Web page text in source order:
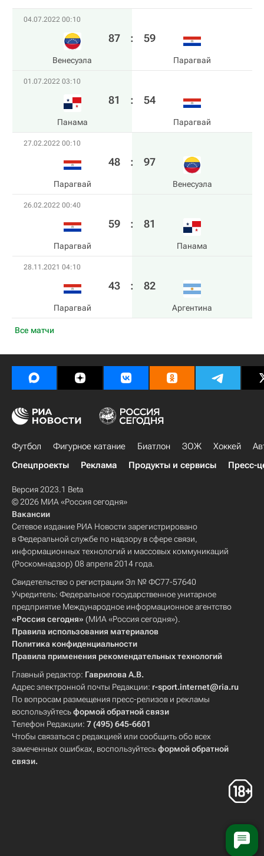
Все матчи
04.07.2022 00:10
Венесуэла
87 : 59
Парагвай
01.07.2022 03:10
Панама
81 : 54
Парагвай
27.02.2022 00:10
Парагвай
48 : 97
Венесуэла
26.02.2022 00:40
Парагвай
59 : 81
Панама
28.11.2021 04:10
Парагвай
43 : 82
Аргентина
Футбол Фигурное катание Биатлон ЗОЖ Хоккей
Спецпроекты
Реклама Продукты и сервисы Пресс-
Версия 2023.1 Beta
© 2026 МИА «Россия сегодня»
Вакансии
Сетевое издание РИА Новости зарегистрировано
в Федеральной службе по надзору в сфере связи,
информационных технологий и массовых коммуникаций
(Роскомнадзор) 08 апреля 2014 года.
Свидетельство о регистрации Эл № ФС77-57640
Учредитель: Федеральное государственное унитарное
предприятие Международное информационное агентство
«Россия сегодня» (МИА «Россия сегодня»).
Правила использования материалов
Политика конфиденциальности
Правила применения рекомендательных технологий
Главный редактор: Гаврилова А.В.
Адрес электронной почты Редакции: r-sport.internet@ria.ru
По вопросам размещения пресс-релизов и рекламы
воспользуйтесьформой обратной связи
Телефон Редакции: 7 (495) 645-6601
Чтобы связаться с редакцией или сообщить обо всех
замеченных ошибках, воспользуйтесьформой обратной
связи.